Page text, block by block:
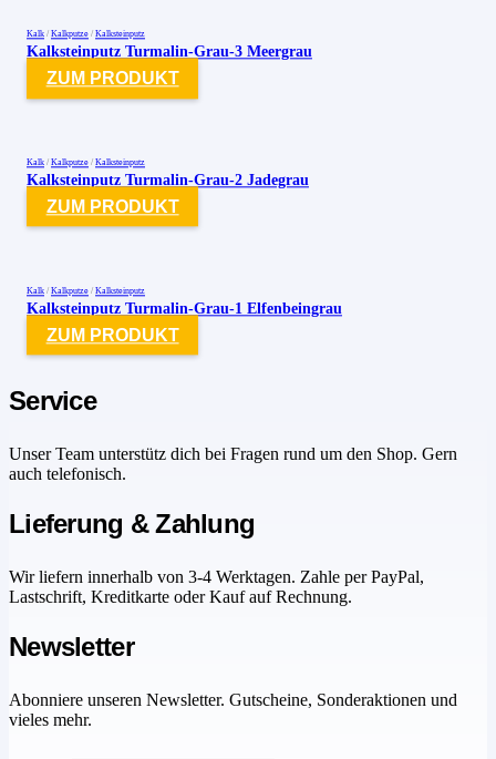
Kalk / Kalkputze / Kalksteinputz
Kalksteinputz Turmalin-Grau-3 Meergrau
ZUM PRODUKT
Kalk / Kalkputze / Kalksteinputz
Kalksteinputz Turmalin-Grau-2 Jadegrau
ZUM PRODUKT
Kalk / Kalkputze / Kalksteinputz
Kalksteinputz Turmalin-Grau-1 Elfenbeingrau
ZUM PRODUKT
Service
Unser Team unterstütz dich bei Fragen rund um den Shop. Gern
auch telefonisch.
Lieferung & Zahlung
Wir liefern innerhalb von 3-4 Werktagen. Zahle per PayPal,
Lastschrift, Kreditkarte oder Kauf auf Rechnung.
Newsletter
Abonniere unseren Newsletter. Gutscheine, Sonderaktionen und
vieles mehr.